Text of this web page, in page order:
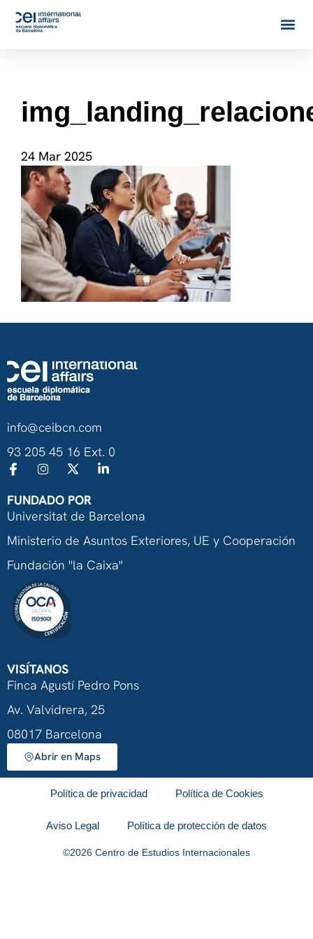
24 Mar 2025
info@ceibcn.com
93 205 45 16 Ext. 0
FUNDADO POR
Universitat de Barcelona
Ministerio de Asuntos Exteriores, UE y Cooperación
Fundación "la Caixa"
VISÍTANOS
Finca Agustí Pedro Pons
Av. Valvidrera, 25
08017 Barcelona
Abrir en Maps
Política de privacidad Política de Cookies
Aviso Legal Política de protección de datos
©2026 Centro de Estudios Internacionales